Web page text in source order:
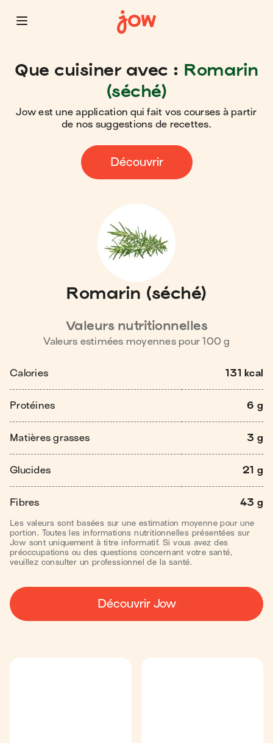
Que cuisiner avec : Romarin
(séché)
Jow est une application qui fait vos courses à partir
de nos suggestions de recettes.
Découvrir
Romarin (séché)
Valeurs nutritionnelles
Valeurs estimées moyennes pour 100 g
Calories 131 kcal
Protéines 6 g
Matières grasses 3 g
Glucides 21 g
Fibres 43 g
Les valeurs sont basées sur une estimation moyenne pour une
portion. Toutes les informations nutritionnelles présentées sur
Jow sont uniquement à titre informatif. Si vous avez des
préoccupations ou des questions concernant votre santé,
veuillez consulter un professionnel de la santé.
Découvrir Jow